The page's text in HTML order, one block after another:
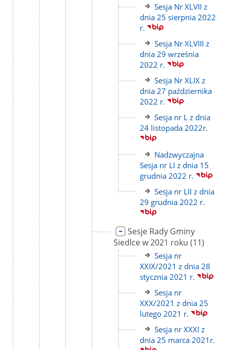
Link
do
strony
Sesja Nr XLVII z
dnia 25 sierpnia 2022
r.
Link
do
strony
Sesja Nr XLVIII z
dnia 29 września
2022 r.
Link
do
strony
Sesja Nr XLIX z
dnia 27 października
2022 r.
Link
do
strony
Sesja nr L z dnia
24 listopada 2022r.
Link
do
strony
Nadzwyczajna
Sesja nr LI z dnia 15
grudnia 2022 r.
Link
do
strony
Sesja nr LII z dnia
29 grudnia 2022 r.
Link
do
strony
Sesje Rady Gminy
Siedlce w 2021 roku liczba
(11)
Link
do
strony
Sesja nr
XXIX/2021 z dnia 28
stycznia 2021 r.
Link
do
strony
Sesja nr
XXX/2021 z dnia 25
lutego 2021 r.
Link
do
Sesja nr XXXI z
dnia 25 marca 2021r.